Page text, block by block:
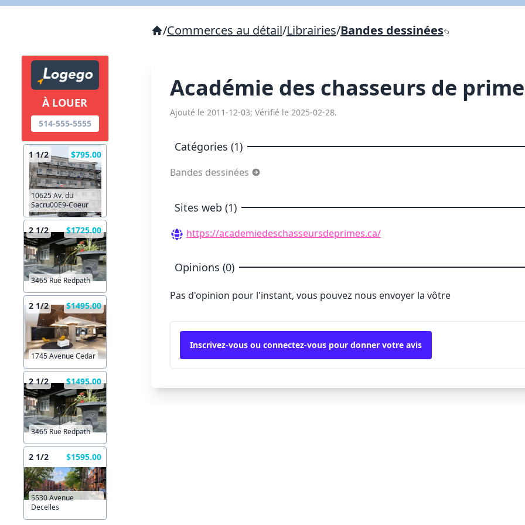
À LOUER
514-555-5555
1 1/2 $795.00
10625 Av. du
Sacru00E9-Coeur
2 1/2 $1725.00
3465 Rue Redpath
2 1/2 $1495.00
1745 Avenue Cedar
2 1/2 $1495.00
3465 Rue Redpath
2 1/2 $1595.00
5530 Avenue
Decelles
/Commerces au détail/Librairies/Bandes dessinées
Académie des chasseurs de prime
Ajouté le 2011-12-03; Vérifié le 2025-02-28.
Catégories (1)
Bandes dessinées
Sites web (1)
https://academiedeschasseursdeprimes.ca/
Opinions (0)
Pas d'opinion pour l'instant, vous pouvez nous envoyer la vôtre
Inscrivez-vous ou connectez-vous pour donner votre avis
X Fermer
X Fermer Envoyez